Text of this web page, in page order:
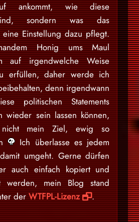
ankommt, wie diese
sondern was das
Einstellung dazu pflegt.
Honig ums Maul
auf irgendwelche Weise
erfüllen, daher werde ich
denn irgendwann
politischen Statements
wieder sein lassen können,
mein Ziel, ewig so
Ich überlasse es jedem
umgeht. Gerne dürfen
auch einfach kopiert und
werden, mein Blog stand
derWTFPL-Lizenz .